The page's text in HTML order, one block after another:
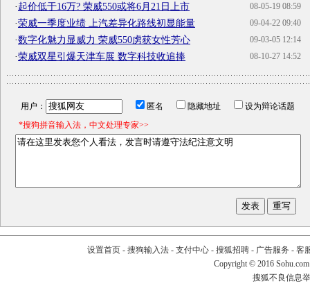
08-05-19 08:59
·起价低于16万? 荣威550或将6月21日上市
09-04-22 09:40
·荣威一季度业绩 上汽差异化路线初显能量
09-03-05 12:14
·数字化魅力显威力 荣威550虏获女性芳心
08-10-27 14:52
·荣威双星引爆天津车展 数字科技收追捧
用户： 匿名 隐藏地址
设为辩论话题
*搜狗拼音输入法，中文处理专家>>
设置首页- 搜狗输入法- 支付中心- 搜狐招聘- 广告服务 - 客
Copyright © 2016
搜狐不良信息